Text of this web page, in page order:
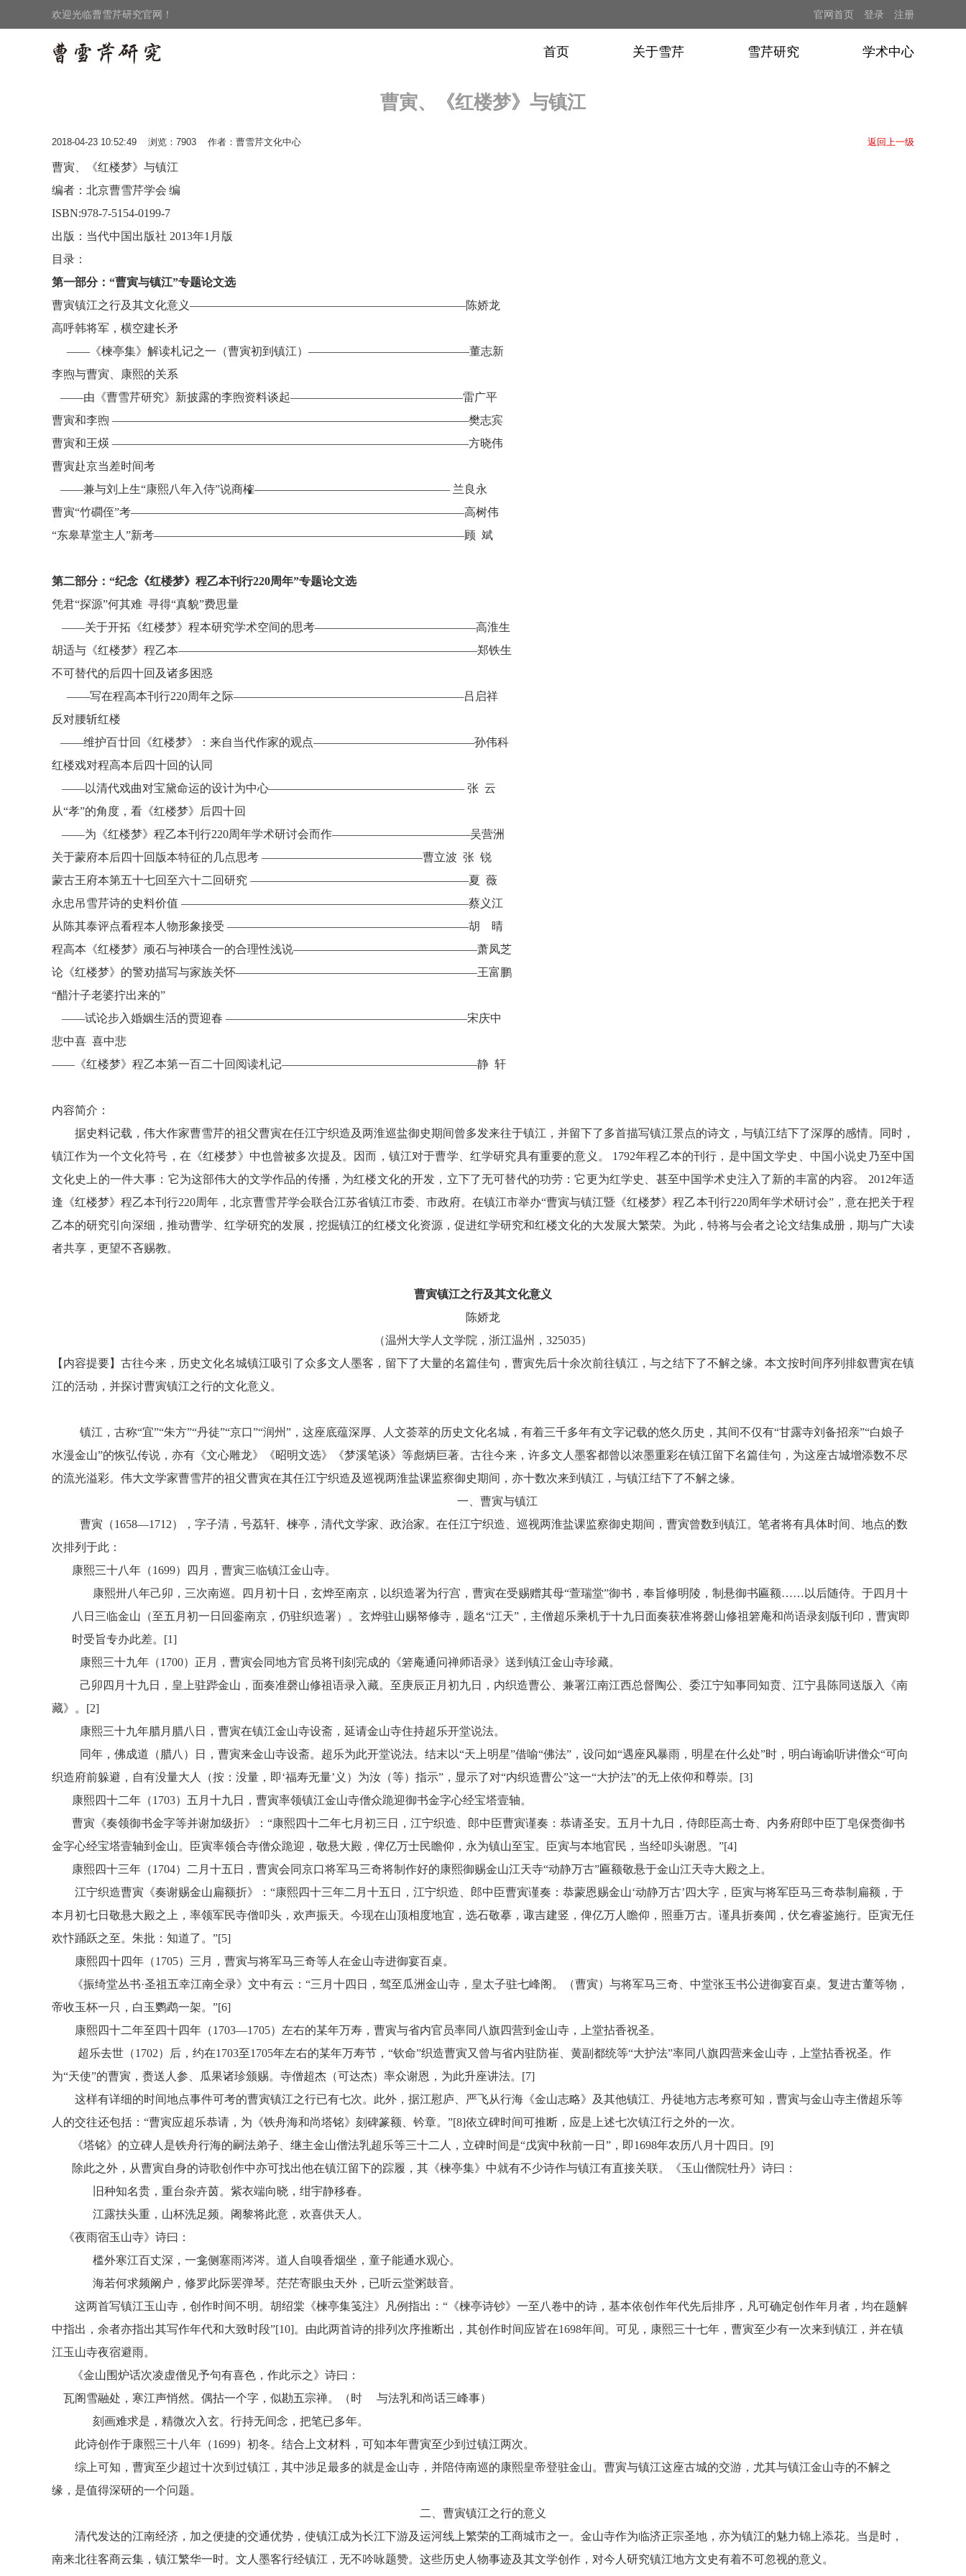
欢迎光临曹雪芹研究官网！ 官网首页 登录 注册
首页 关于雪芹 雪芹研究 学术中心
曹寅、《红楼梦》与镇江
2018-04-23 10:52:49 浏览：7903 作者：曹雪芹文化中心 返回上一级
曹寅、《红楼梦》与镇江
编者：北京曹雪芹学会 编
ISBN:978-7-5154-0199-7
出版：当代中国出版社 2013年1月版
目录：
第一部分： “曹寅与镇江”专题论文选
曹寅镇江之行及其文化意义————————————————————————陈娇龙
高呼韩将军，横空建长矛
——《楝亭集》解读札记之一（曹寅初到镇江）——————————————董志新
李煦与曹寅、康熙的关系
——由《曹雪芹研究》新披露的李煦资料谈起———————————————雷广平
曹寅和李煦 ———————————————————————————————樊志宾
曹寅和王煐 ———————————————————————————————方晓伟
曹寅赴京当差时间考
——兼与刘上生“康熙八年入侍”说商榷————————————————— 兰良永
曹寅“竹磵侄”考—————————————————————————————高树伟
“东皋草堂主人”新考———————————————————————————顾 斌
第二部分： “纪念《红楼梦》程乙本刊行220周年”专题论文选
凭君“探源”何其难 寻得“真貌”费思量
——关于开拓《红楼梦》程本研究学术空间的思考——————————————高淮生
胡适与《红楼梦》程乙本——————————————————————————郑铁生
不可替代的后四十回及诸多困惑
——写在程高本刊行220周年之际————————————————————吕启祥
反对腰斩红楼
——维护百廿回《红楼梦》：来自当代作家的观点——————————————孙伟科
红楼戏对程高本后四十回的认同
——以清代戏曲对宝黛命运的设计为中心————————————————— 张 云
从“孝”的角度，看《红楼梦》后四十回
——为《红楼梦》程乙本刊行220周年学术研讨会而作————————————吴营洲
关于蒙府本后四十回版本特征的几点思考 ——————————————曹立波 张 锐
蒙古王府本第五十七回至六十二回研究 ———————————————————夏 薇
永忠吊雪芹诗的史料价值 —————————————————————————蔡义江
从陈其泰评点看程本人物形象接受 —————————————————————胡 晴
程高本《红楼梦》顽石与神瑛合一的合理性浅说————————————————萧凤芝
论《红楼梦》的警劝描写与家族关怀—————————————————————王富鹏
“醋汁子老婆拧出来的”
——试论步入婚姻生活的贾迎春 —————————————————————宋庆中
悲中喜 喜中悲
——《红楼梦》程乙本第一百二十回阅读札记—————————————————静 轩
内容简介：
据史料记载，伟大作家曹雪芹的祖父曹寅在任江宁织造及两淮巡盐御史期间曾多发来往于镇江，并留下了多首描写镇江景点的诗文，与镇江结下了深厚的感情。同时，
镇江作为一个文化符号，在《红楼梦》中也曾被多次提及。因而，镇江对于曹学、红学研究具有重要的意义。
1792年程乙本的刊行，是中国文学史、中国小说史乃至中国
文化史上的一件大事：它为这部伟大的文学作品的传播，为红楼文化的开发，立下了无可替代的功劳：它更为红学史、甚至中国学术史注入了新的丰富的内容。 2012年适
逢《红楼梦》程乙本刊行220周年，北京曹雪芹学会联合江苏省镇江市委、市政府。在镇江市举办“曹寅与镇江暨《红楼梦》程乙本刊行220周年学术研讨会”，意在把关于程
乙本的研究引向深细，推动曹学、红学研究的发展，挖掘镇江的红楼文化资源，促进红学研究和红楼文化的大发展大繁荣。为此，特将与会者之论文结集成册，期与广大读
者共享，更望不吝赐教。
曹寅镇江之行及其文化意义
陈娇龙
（温州大学人文学院，浙江温州，325035）
【内容提要】古往今来，历史文化名城镇江吸引了众多文人墨客，留下了大量的名篇佳句，曹寅先后十余次前往镇江，与之结下了不解之缘。本文按时间序列排叙曹寅在镇
江的活动，并探讨曹寅镇江之行的文化意义。
镇江，古称“宜”“朱方”“丹徒”“京口”“润州”，这座底蕴深厚、人文荟萃的历史文化名城，有着三千多年有文字记载的悠久历史，其间不仅有“甘露寺刘备招亲”“白娘子
水漫金山”的恢弘传说，亦有《文心雕龙》《昭明文选》《梦溪笔谈》等彪炳巨著。古往今来，许多文人墨客都曾以浓墨重彩在镇江留下名篇佳句，为这座古城增添数不尽
的流光溢彩。伟大文学家曹雪芹的祖父曹寅在其任江宁织造及巡视两淮盐课监察御史期间，亦十数次来到镇江，与镇江结下了不解之缘。
一、曹寅与镇江
曹寅（1658—1712），字子清，号荔轩、楝亭，清代文学家、政治家。在任江宁织造、巡视两淮盐课监察御史期间，曹寅曾数到镇江。笔者将有具体时间、地点的数
次排列于此：
康熙三十八年（1699）四月，曹寅三临镇江金山寺。
康熙卅八年己卯，三次南巡。四月初十日，玄烨至南京，以织造署为行宫，曹寅在受赐赠其母“萱瑞堂”御书，奉旨修明陵，制悬御书匾额……以后随侍。于四月十
八日三临金山（至五月初一日回銮南京，仍驻织造署）。玄烨驻山赐帑修寺，题名“江天”，主僧超乐乘机于十九日面奏获准将磬山修祖箬庵和尚语录刻版刊印，曹寅即
时受旨专办此差。[1]
康熙三十九年（1700）正月，曹寅会同地方官员将刊刻完成的《箬庵通问禅师语录》送到镇江金山寺珍藏。
己卯四月十九日，皇上驻跸金山，面奏准磬山修祖语录入藏。至庚辰正月初九日，内织造曹公、兼署江南江西总督陶公、委江宁知事同知贲、江宁县陈同送版入《南
藏》。[2]
康熙三十九年腊月腊八日，曹寅在镇江金山寺设斋，延请金山寺住持超乐开堂说法。
同年，佛成道（腊八）日，曹寅来金山寺设斋。超乐为此开堂说法。结末以“天上明星”借喻“佛法”，设问如“遇座风暴雨，明星在什么处”时，明白诲谕听讲僧众“可向
织造府前躲避，自有没量大人（按：没量，即‘福寿无量’义）为汝（等）指示”，显示了对“内织造曹公”这一“大护法”的无上依仰和尊崇。[3]
康熙四十二年（1703）五月十九日，曹寅率领镇江金山寺僧众跪迎御书金字心经宝塔壹轴。
曹寅《奏领御书金字等并谢加级折》：“康熙四十二年七月初三日，江宁织造、郎中臣曹寅谨奏：恭请圣安。五月十九日，侍郎臣高士奇、内务府郎中臣丁皂保赍御书
金字心经宝塔壹轴到金山。臣寅率领合寺僧众跪迎，敬悬大殿，俾亿万士民瞻仰，永为镇山至宝。臣寅与本地官民，当经叩头谢恩。”[4]
康熙四十三年（1704）二月十五日，曹寅会同京口将军马三奇将制作好的康熙御赐金山江天寺“动静万古”匾额敬悬于金山江天寺大殿之上。
江宁织造曹寅《奏谢赐金山扁额折》：“康熙四十三年二月十五日，江宁织造、郎中臣曹寅谨奏：恭蒙恩赐金山‘动静万古’四大字，臣寅与将军臣马三奇恭制扁额，于
本月初七日敬悬大殿之上，率领军民寺僧叩头，欢声振天。今现在山顶相度地宜，选石敬摹，诹吉建竖，俾亿万人瞻仰，照垂万古。谨具折奏闻，伏乞睿鉴施行。臣寅无任
欢忭踊跃之至。朱批：知道了。”[5]
康熙四十四年（1705）三月，曹寅与将军马三奇等人在金山寺进御宴百桌。
《振绮堂丛书·圣祖五幸江南全录》文中有云：“三月十四日，驾至瓜洲金山寺，皇太子驻七峰阁。（曹寅）与将军马三奇、中堂张玉书公进御宴百桌。复进古董等物，
帝收玉杯一只，白玉鹦鹉一架。”[6]
康熙四十二年至四十四年（1703—1705）左右的某年万寿，曹寅与省内官员率同八旗四营到金山寺，上堂拈香祝圣。
超乐去世（1702）后，约在1703至1705年左右的某年万寿节，“钦命”织造曹寅又曾与省内驻防崔、黄副都统等“大护法”率同八旗四营来金山寺，上堂拈香祝圣。作
为“天使”的曹寅，赉送人参、瓜果诸珍颁赐。寺僧超杰（可达杰）率众谢恩，为此升座讲法。[7]
这样有详细的时间地点事件可考的曹寅镇江之行已有七次。此外，据江慰庐、严飞从行海《金山志略》及其他镇江、丹徒地方志考察可知，曹寅与金山寺主僧超乐等
人的交往还包括： “曹寅应超乐恭请，为《铁舟海和尚塔铭》刻碑篆额、钤章。”[8]依立碑时间可推断，应是上述七次镇江行之外的一次。
《塔铭》的立碑人是铁舟行海的嗣法弟子、继主金山僧法乳超乐等三十二人，立碑时间是“戊寅中秋前一日”，即1698年农历八月十四日。[9]
除此之外，从曹寅自身的诗歌创作中亦可找出他在镇江留下的踪履，其《楝亭集》中就有不少诗作与镇江有直接关联。《玉山僧院牡丹》诗曰：
旧种知名贵，重台杂卉茵。紫衣端向晓，绀宇静移春。
江露扶头重，山杯洗足频。阇黎将此意，欢喜供天人。
《夜雨宿玉山寺》诗曰：
槛外寒江百丈深，一龛侧塞雨涔涔。道人自嗅香烟坐，童子能通水观心。
海若何求频阚户，修罗此际罢弹琴。茫茫寄眼虫天外，已听云堂粥鼓音。
这两首写镇江玉山寺，创作时间不明。胡绍棠《楝亭集笺注》凡例指出：“《楝亭诗钞》一至八卷中的诗，基本依创作年代先后排序，凡可确定创作年月者，均在题解
中指出，余者亦指出其写作年代和大致时段”[10]。由此两首诗的排列次序推断出，其创作时间应皆在1698年间。可见，康熙三十七年，曹寅至少有一次来到镇江，并在镇
江玉山寺夜宿避雨。
《金山围炉话次凌虚僧见予句有喜色，作此示之》诗曰：
瓦阁雪融处，寒江声悄然。偶拈一个字，似勘五宗禅。（时 与法乳和尚话三峰事）
刻画难求是，精微次入玄。行持无间念，把笔已多年。
此诗创作于康熙三十八年（1699）初冬。结合上文材料，可知本年曹寅至少到过镇江两次。
综上可知，曹寅至少超过十次到过镇江，其中涉足最多的就是金山寺，并陪侍南巡的康熙皇帝登驻金山。曹寅与镇江这座古城的交游，尤其与镇江金山寺的不解之
缘，是值得深研的一个问题。
二、曹寅镇江之行的意义
清代发达的江南经济，加之便捷的交通优势，使镇江成为长江下游及运河线上繁荣的工商城市之一。金山寺作为临济正宗圣地，亦为镇江的魅力锦上添花。当是时，
南来北往客商云集，镇江繁华一时。文人墨客行经镇江，无不吟咏题赞。这些历史人物事迹及其文学创作，对今人研究镇江地方文史有着不可忽视的意义。